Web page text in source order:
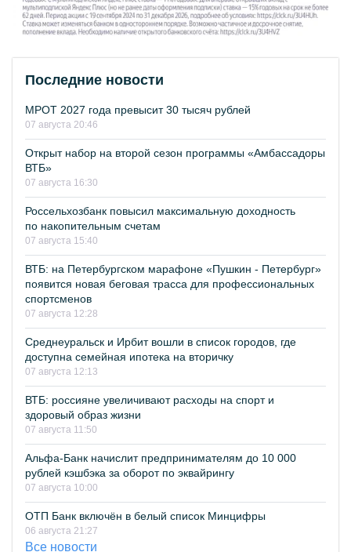
Последние новости
МРОТ 2027 года превысит 30 тысяч рублей
07 августа 20:46
Открыт набор на второй сезон программы «Амбассадоры
ВТБ»
07 августа 16:30
Россельхозбанк повысил максимальную доходность
по накопительным счетам
07 августа 15:40
ВТБ: на Петербургском марафоне «Пушкин - Петербург»
появится новая беговая трасса для профессиональных
спортсменов
07 августа 12:28
Среднеуральск и Ирбит вошли в список городов, где
доступна семейная ипотека на вторичку
07 августа 12:13
ВТБ: россияне увеличивают расходы на спорт и
здоровый образ жизни
07 августа 11:50
Альфа-Банк начислит предпринимателям до 10 000
рублей кэшбэка за оборот по эквайрингу
07 августа 10:00
ОТП Банк включён в белый список Минцифры
06 августа 21:27
Все новости